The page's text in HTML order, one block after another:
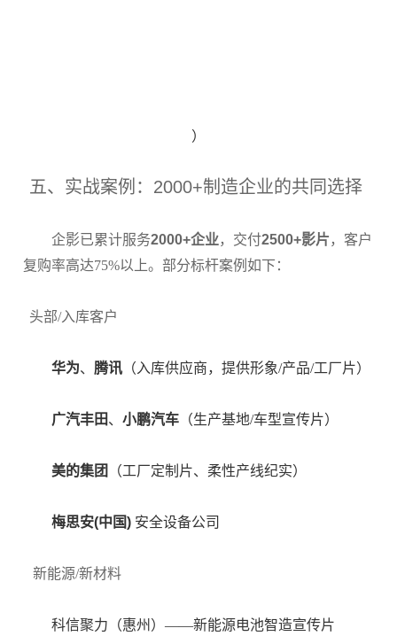
）
五、实战案例：2000+制造企业的共同选择
企影已累计服务2000+企业，交付2500+影片 ，客户
复购率高达75%以上。部分标杆案例如下：
头部/入库客户
华为、 腾讯 （入库供应商，提供形象/产品/工厂片）
广汽丰田、 小鹏汽车 （生产基地/车型宣传片）
美的集团 （工厂定制片、柔性产线纪实）
梅思安(中国) 安全设备公司
新能源/新材料
科信聚力（惠州）——新能源电池智造宣传片